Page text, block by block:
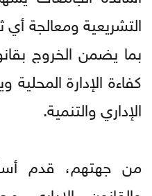
التشريعية ومعالجة أي
بما يضمن الخروج
كفاءة الإدارة
الإداري والتنمية.
من جهتهم، قدم